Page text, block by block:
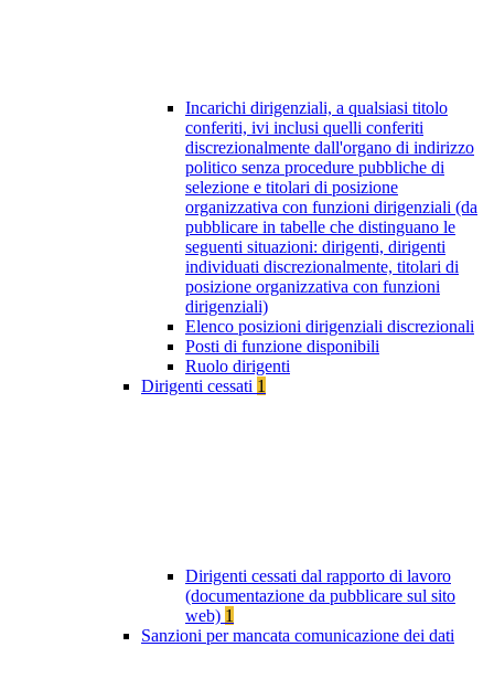
Incarichi dirigenziali, a qualsiasi titolo
conferiti, ivi inclusi quelli conferiti
discrezionalmente dall'organo di indirizzo
politico senza procedure pubbliche di
selezione e titolari di posizione
organizzativa con funzioni dirigenziali (da
pubblicare in tabelle che distinguano le
seguenti situazioni: dirigenti, dirigenti
individuati discrezionalmente, titolari di
posizione organizzativa con funzioni
dirigenziali)
Elenco posizioni dirigenziali discrezionali
Posti di funzione disponibili
Ruolo dirigenti
Dirigenti cessati 1
Dirigenti cessati dal rapporto di lavoro
(documentazione da pubblicare sul sito
web) 1
Sanzioni per mancata comunicazione dei dati